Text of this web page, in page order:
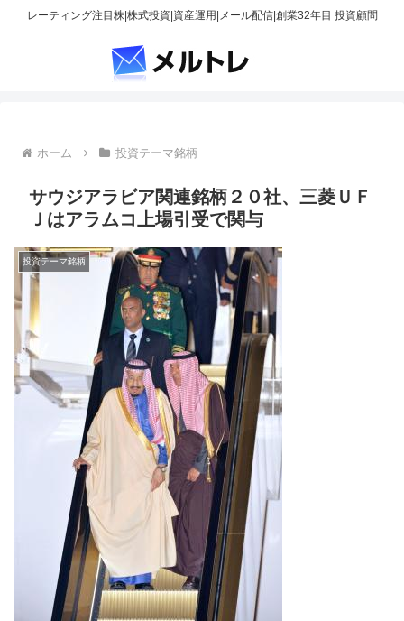
レーティング注目株|株式投資|資産運用|メール配信|創業32年目 投資顧問
ホーム 投資テーマ銘柄
サウジアラビア関連銘柄２０社、三菱ＵＦ
Ｊはアラムコ上場引受で関与
投資テーマ銘柄